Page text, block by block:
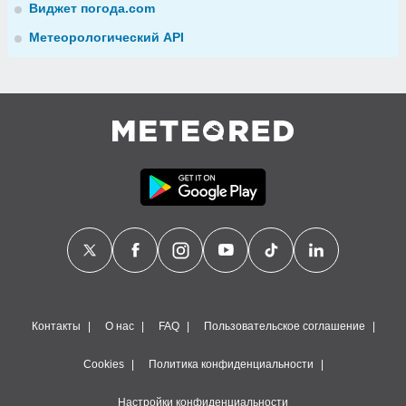
Виджет погода.com
Метеорологический API
Контакты О нас FAQ Пользовательское соглашение
Cookies Политика конфиденциальности
Настройки конфиденциальности